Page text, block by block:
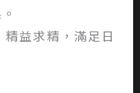
益求精，滿足日